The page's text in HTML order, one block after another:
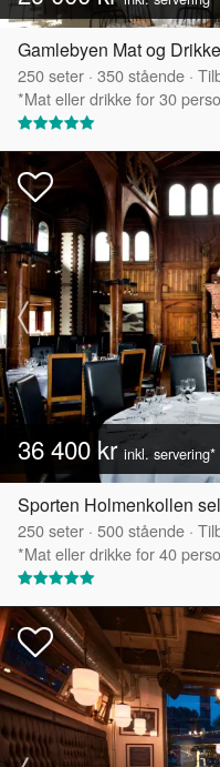
250seter · 350stående ·
*Mat eller drikke for 30
36 400 krinkl. servering*
Sporten Holmenkollen
250seter · 500stående ·
*Mat eller drikke for 40